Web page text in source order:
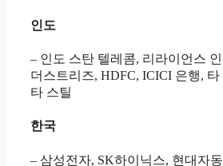
인도
– 인도 스탄 텔레콤, 리라이언스 인
더스트리즈, HDFC, ICICI 은행, 타
타 스틸
한국
– 삼성전자, SK하이닉스, 현대자동